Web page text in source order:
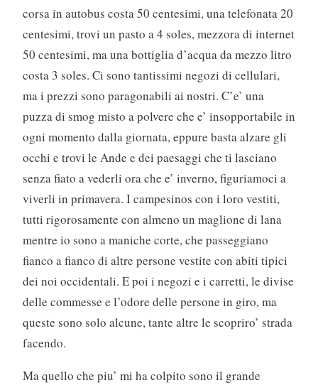
corsa in autobus costa 50 centesimi, una telefonata 20
centesimi, trovi un pasto a 4 soles, mezzora di internet
50 centesimi, ma una bottiglia d’acqua da mezzo litro
costa 3 soles. Ci sono tantissimi negozi di cellulari,
ma i prezzi sono paragonabili ai nostri. C’e’ una
puzza di smog misto a polvere che e’ insopportabile in
ogni momento dalla giornata, eppure basta alzare gli
occhi e trovi le Ande e dei paesaggi che ti lasciano
senza fiato a vederli ora che e’ inverno, figuriamoci a
viverli in primavera. I campesinos con i loro vestiti,
tutti rigorosamente con almeno un maglione di lana
mentre io sono a maniche corte, che passeggiano
fianco a fianco di altre persone vestite con abiti tipici
dei noi occidentali. E poi i negozi e i carretti, le divise
delle commesse e l’odore delle persone in giro, ma
queste sono solo alcune, tante altre le scopriro’ strada
facendo.
Ma quello che piu’ mi ha colpito sono il grande